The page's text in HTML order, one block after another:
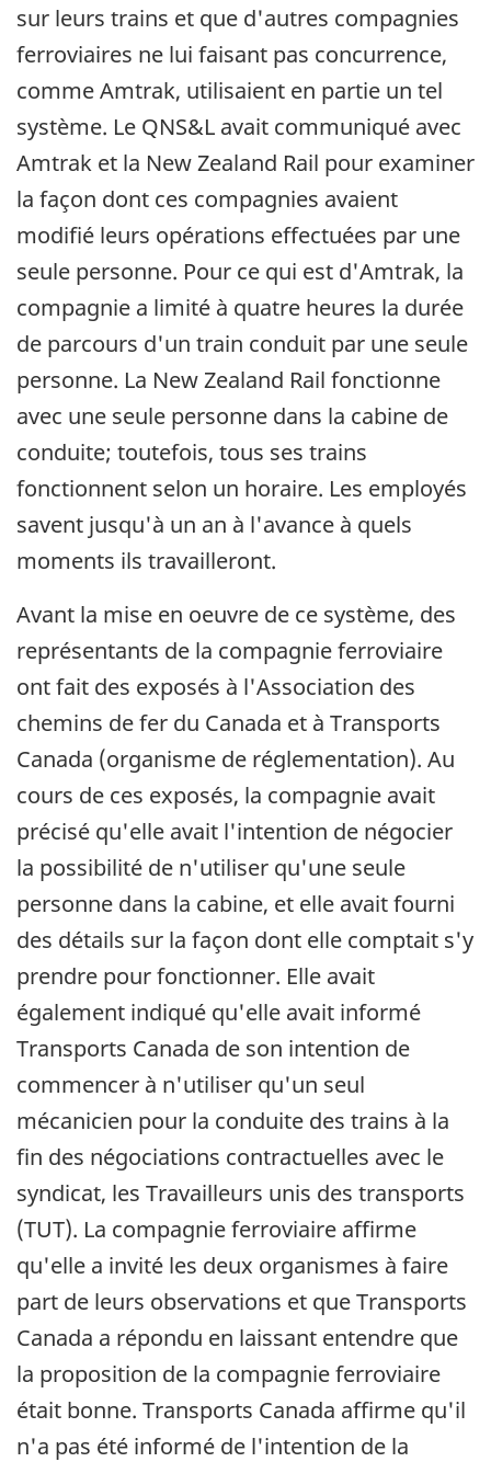
sur leurs trains et que d'autres compagnies
ferroviaires ne lui faisant pas concurrence,
comme Amtrak, utilisaient en partie un tel
système. Le QNS&L avait communiqué avec
Amtrak et la New Zealand Rail pour examiner
la façon dont ces compagnies avaient
modifié leurs opérations effectuées par une
seule personne. Pour ce qui est d'Amtrak, la
compagnie a limité à quatre heures la durée
de parcours d'un train conduit par une seule
personne. La New Zealand Rail fonctionne
avec une seule personne dans la cabine de
conduite; toutefois, tous ses trains
fonctionnent selon un horaire. Les employés
savent jusqu'à un an à l'avance à quels
moments ils travailleront.
Avant la mise en oeuvre de ce système, des
représentants de la compagnie ferroviaire
ont fait des exposés à l'Association des
chemins de fer du Canada et à Transports
Canada (organisme de réglementation). Au
cours de ces exposés, la compagnie avait
précisé qu'elle avait l'intention de négocier
la possibilité de n'utiliser qu'une seule
personne dans la cabine, et elle avait fourni
des détails sur la façon dont elle comptait s'y
prendre pour fonctionner. Elle avait
également indiqué qu'elle avait informé
Transports Canada de son intention de
commencer à n'utiliser qu'un seul
mécanicien pour la conduite des trains à la
fin des négociations contractuelles avec le
syndicat, les Travailleurs unis des transports
(TUT). La compagnie ferroviaire affirme
qu'elle a invité les deux organismes à faire
part de leurs observations et que Transports
Canada a répondu en laissant entendre que
la proposition de la compagnie ferroviaire
était bonne. Transports Canada affirme qu'il
n'a pas été informé de l'intention de la